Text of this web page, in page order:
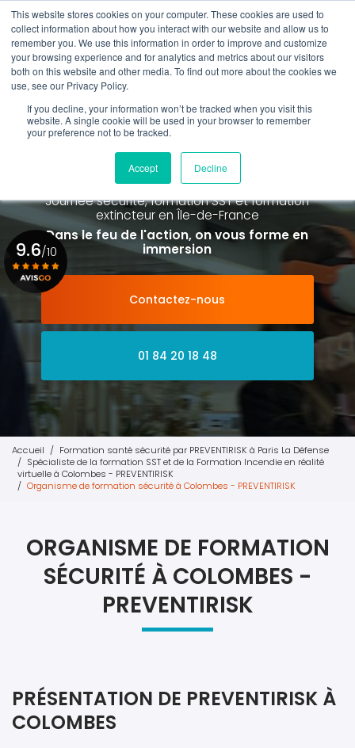
This website stores cookies on your computer. These cookies are used to
collect information about how you interact with our website and allow us to
remember you. We use this information in order to improve and customize
your browsing experience and for analytics and metrics about our visitors
both on this website and other media. To find out more about the cookies we
use, see our Privacy Policy.
If you decline, your information won’t be tracked when you visit this
website. A single cookie will be used in your browser to remember
your preference not to be tracked.
Accept Decline
Aller
au
contenu
principal
01 84 20 18 48
Spécialiste de la formation SST et
de la Formation Incendie
à Paris La Défense depuis 2015
Journée sécurité, formation SST et formation
extincteuren Île-de-France
Dans le feu de l'action, on vous forme en
immersion
Contactez-nous
01 84 20 18 48
9.6/10
Voir le certificat
Accueil
Formation santé sécurité par PREVENTIRISK à Paris La Défense
Spécialiste de la formation SST et de la Formation Incendie en réalité
virtuelle à Colombes - PREVENTIRISK
Organisme de formation sécurité à Colombes - PREVENTIRISK
ORGANISME DE FORMATION
SÉCURITÉ À COLOMBES -
PREVENTIRISK
PRÉSENTATION DE PREVENTIRISK À
COLOMBES